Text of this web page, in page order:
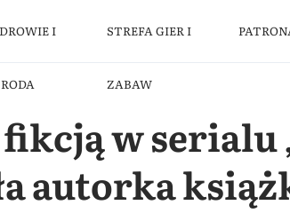
I STREFA GIER I
ZABAW
w serialu
autorka